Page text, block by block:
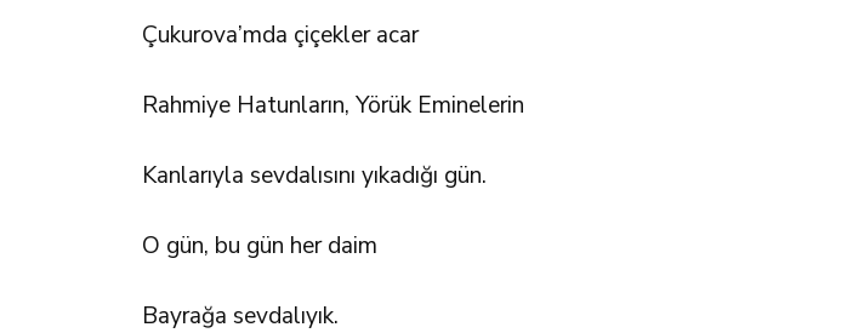
Çukurova’mda çiçekler acar
Rahmiye Hatunların, Yörük Eminelerin
Kanlarıyla sevdalısını yıkadığı gün.
O gün, bu gün her daim
Bayrağa sevdalıyık.